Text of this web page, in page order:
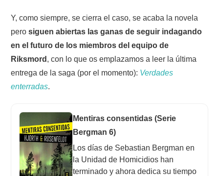
Y, como siempre, se cierra el caso, se acaba la novela
perosiguen abiertas las ganas de seguir indagando
en el futuro de los miembros del equipo de
Riksmord , con lo que os emplazamos a leer la última
entrega de la saga (por el momento): Verdades
enterradas.
Mentiras consentidas (Serie
Bergman 6)
Los días de Sebastian Bergman en
la Unidad de Homicidios han
terminado y ahora dedica su tiempo